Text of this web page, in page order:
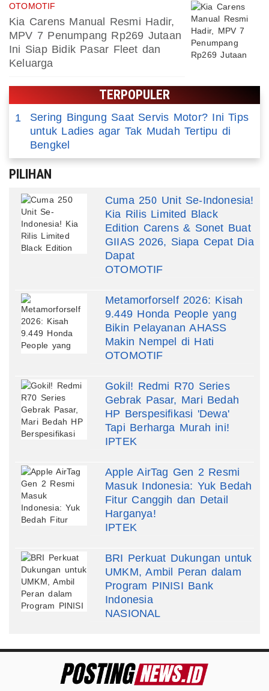
OTOMOTIF
Kia Carens Manual Resmi Hadir,
MPV 7 Penumpang Rp269 Jutaan
Ini Siap Bidik Pasar Fleet dan
Keluarga
TERPOPULER
1
Sering Bingung Saat Servis Motor? Ini Tips
untuk Ladies agar Tak Mudah Tertipu di
Bengkel
PILIHAN
Cuma 250 Unit Se-Indonesia!
Kia Rilis Limited Black
Edition Carens & Sonet Buat
GIIAS 2026, Siapa Cepat Dia
Dapat
OTOMOTIF
Metamorforself 2026: Kisah
9.449 Honda People yang
Bikin Pelayanan AHASS
Makin Nempel di Hati
OTOMOTIF
Gokil! Redmi R70 Series
Gebrak Pasar, Mari Bedah
HP Berspesifikasi 'Dewa'
Tapi Berharga Murah ini!
IPTEK
Apple AirTag Gen 2 Resmi
Masuk Indonesia: Yuk Bedah
Fitur Canggih dan Detail
Harganya!
IPTEK
BRI Perkuat Dukungan untuk
UMKM, Ambil Peran dalam
Program PINISI Bank
Indonesia
NASIONAL